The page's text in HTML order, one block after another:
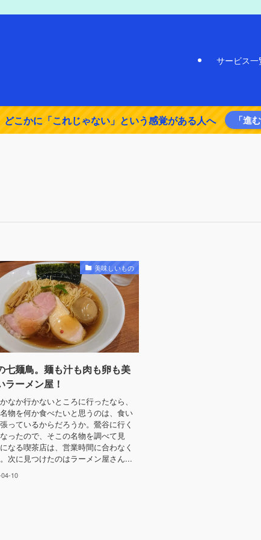
サービス一
こかに「これじゃない」という感覚がある人へ 「進
美味しいもの
七麺鳥。麺も汁も肉も卵も美
ラーメン屋！
なか行かないところに行ったなら、
物を何か食べたいと思うのは、食い
っているからだろうか。鶯谷に行く
ったので、そこの名物を調べて見
なる喫茶店は、営業時間に合わなく
次に見つけたのはラーメン屋さん...
10